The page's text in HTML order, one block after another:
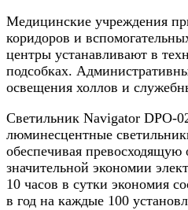
Медицинские учреждения
коридоров и
центры устанавливают в
подсобках.
освещения холлов и
Светильник Navigator DPO-
люминесцентные
обеспечивая превосходящую
значительной экономии
10 часов в сутки экономия
в год на каждые 100